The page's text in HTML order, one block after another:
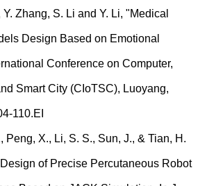
Zhang, S. Li and Y. Li, "Medical
Design Based on Emotional
Conference on Computer,
Smart City (CIoTSC), Luoyang,
110.EI
X., Li, S. S., Sun, J., & Tian, H.
of Precise Percutaneous Robot